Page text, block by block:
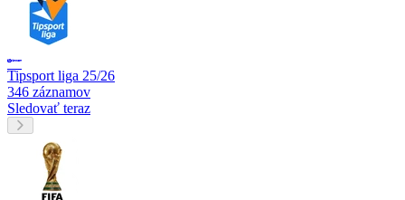
Tipsport liga 25/26
346 záznamov
Sledovať teraz